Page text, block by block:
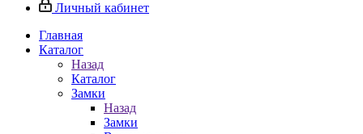
Личный кабинет
Главная
Каталог
Назад
Каталог
Замки
Назад
Замки